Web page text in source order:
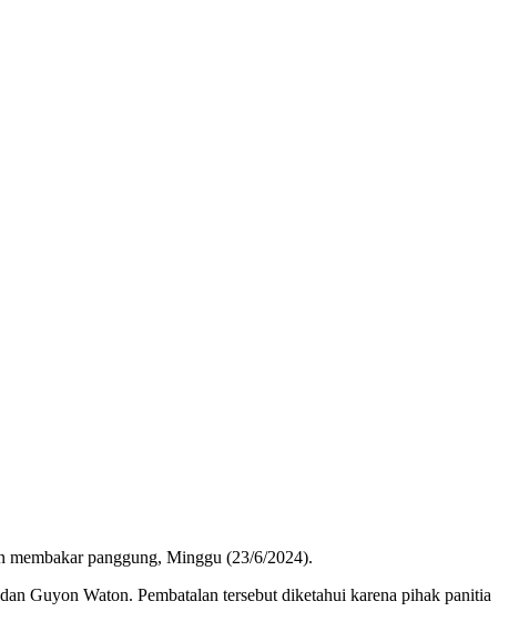
membakar panggung, Minggu (23/6/2024).
Guyon Waton. Pembatalan tersebut diketahui karena pihak panitia